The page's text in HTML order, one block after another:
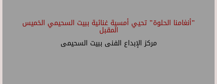
"أنغامنا الحلوة" تحيي أمسية غنائية ببيت السحيمي الخميس
المقبل
مركز الإبداع الفنى ببيت السحيمى